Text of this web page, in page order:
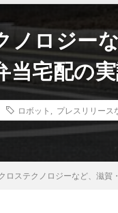
ノロジー
当宅配の
ロボット プレスリリース
ロステクノロジーなど、滋賀